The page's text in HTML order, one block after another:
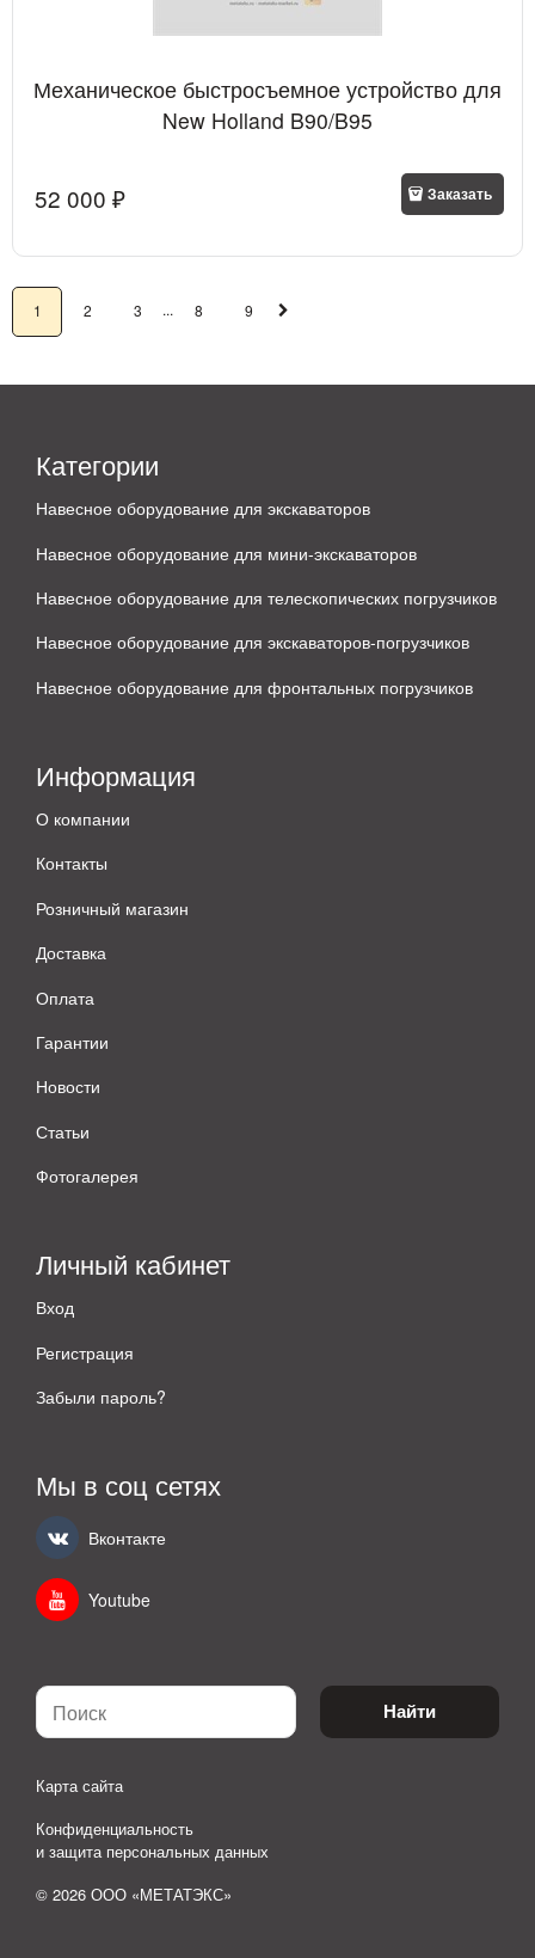
Механическое быстросъемное устройство для
New Holland B90/B95
52 000 ₽ Заказать
1 2 3 ... 8 9
Категории
Навесное оборудование для экскаваторов
Навесное оборудование для мини-экскаваторов
Навесное оборудование для телескопических погрузчиков
Навесное оборудование для экскаваторов-погрузчиков
Навесное оборудование для фронтальных погрузчиков
Информация
О компании
Контакты
Розничный магазин
Доставка
Оплата
Гарантии
Новости
Статьи
Фотогалерея
Личный кабинет
Вход
Регистрация
Забыли пароль?
Мы в соц сетях
Вконтакте
Youtube
Найти
Карта сайта
Конфиденциальность
и защита персональных данных
© 2026 ООО «МЕТАТЭКС»